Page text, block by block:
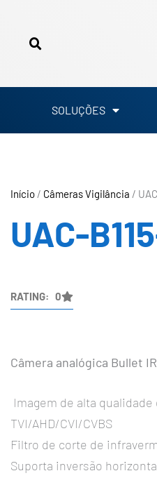
SOLUÇÕES
Início / Câmeras Vigilância /
UAC-
RATING: 0
Câmera analógica Bullet
Imagem de alta qualidade
TVI/AHD/CVI/CVBS
Filtro de corte de
Suporta inversão